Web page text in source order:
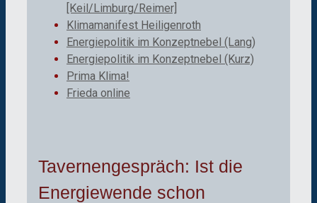
[Keil/Limburg/Reimer]
Klimamanifest Heiligenroth
Energiepolitik im Konzeptnebel (Lang)
Energiepolitik im Konzeptnebel (Kurz)
Prima Klima!
Frieda online
Tavernengespräch: Ist die
Energiewende schon